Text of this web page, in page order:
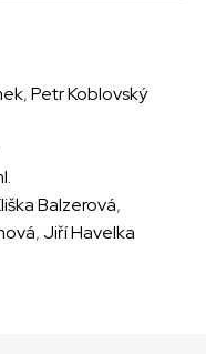
,Petr Koblovský
Balzerová,
, Jiří Havelka